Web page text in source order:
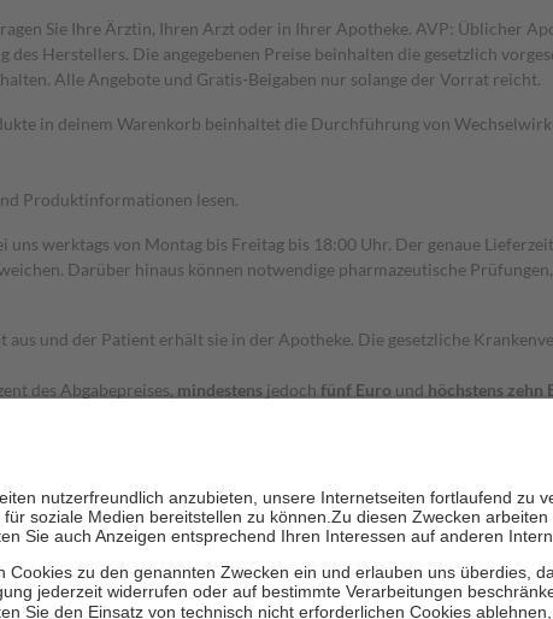
Sie Ihre Ärztin, Ihren Arzt oder in Ihrer Apotheke. AVP: Üblicher
Herstellers. Die angegebenen Preise beinhalten die gesetzlich
Alle Angebote und Gratis-Beigaben nur solange der Vorrat reicht.
in deinem Warenkorb beinhaltet die Durchführung von
Produktinformationen lesen.
werktags von Montag bis Freitag bis 18:00 Uhr. Der genaue
Darüber hinaus können notwendige pharmazeutische
und der Patient erhält sie in der Apotheke. Die gesetzliche
des Abgabepreises, mindestens jedoch fünf Euro und höchstens zehn
und die besondere Stellung der Familie zu unterstützen, fallen
der Fahrkosten
getragen werden